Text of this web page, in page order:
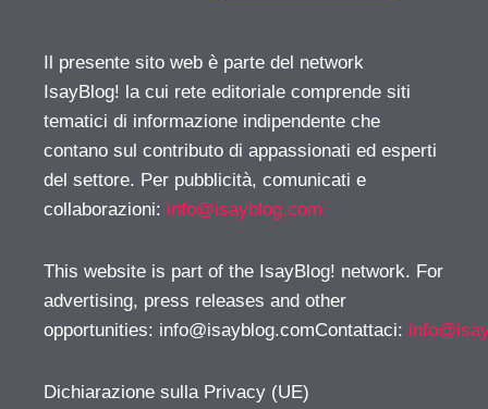
Il presente sito web è parte del network
IsayBlog! la cui rete editoriale comprende siti
tematici di informazione indipendente che
contano sul contributo di appassionati ed esperti
del settore. Per pubblicità, comunicati e
collaborazioni: info@isayblog.com
This website is part of the IsayBlog! network. For
advertising, press releases and other
opportunities: info@isayblog.comContattaci:
Dichiarazione sulla Privacy (UE)